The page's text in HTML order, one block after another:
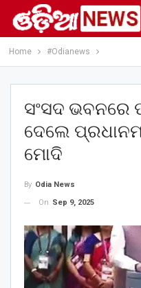
Home #Odianews
ସଂସଦ ଭବନରେ
ଦେଲେ
ମୋଦି
By Odia News
On Sep 9, 2025